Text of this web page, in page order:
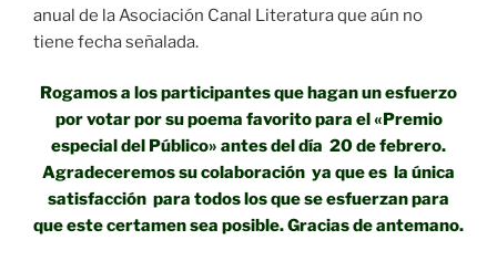
anual de la Asociación Canal Literatura que aún no
tiene fecha señalada.
Rogamos a los participantes que hagan un esfuerzo
por votar por su poema favorito para el «Premio
especial del Público» antes del día 20 de febrero.
Agradeceremos su colaboración ya que es la única
satisfacción para todos los que se esfuerzan para
que este certamen sea posible. Gracias de antemano.